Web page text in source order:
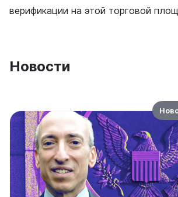
верификации на этой торговой
Новости